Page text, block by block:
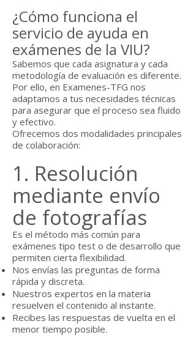
¿Cómo funciona el
servicio de ayuda en
exámenes de la VIU?
Sabemos que cada asignatura y cada
metodología de evaluación es diferente.
Por ello, en Examenes-TFG nos
adaptamos a tus necesidades técnicas
para asegurar que el proceso sea fluido
y efectivo.
Ofrecemos dos modalidades principales
de colaboración:
1. Resolución
mediante envío
de fotografías
Es el método más común para
exámenes tipo test o de desarrollo que
permiten cierta flexibilidad.
Nos envías las preguntas de forma
rápida y discreta.
Nuestros expertos en la materia
resuelven el contenido al instante.
Recibes las respuestas de vuelta en el
menor tiempo posible.